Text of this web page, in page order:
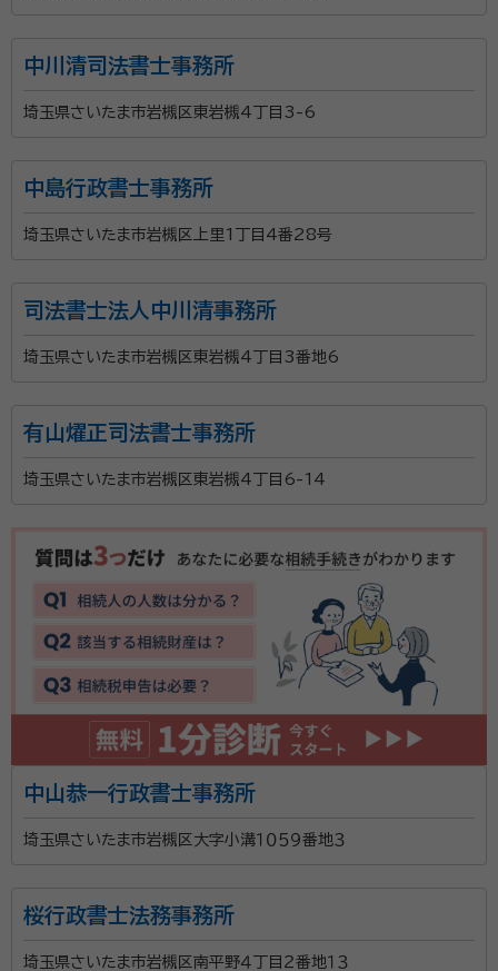
中川清司法書士事務所
埼玉県さいたま市岩槻区東岩槻4丁目3-6
中島行政書士事務所
埼玉県さいたま市岩槻区上里1丁目4番28号
司法書士法人中川清事務所
埼玉県さいたま市岩槻区東岩槻4丁目3番地6
有山燿正司法書士事務所
埼玉県さいたま市岩槻区東岩槻4丁目6-14
中山恭一行政書士事務所
埼玉県さいたま市岩槻区大字小溝１０５９番地３
桜行政書士法務事務所
埼玉県さいたま市岩槻区南平野４丁目２番地１３